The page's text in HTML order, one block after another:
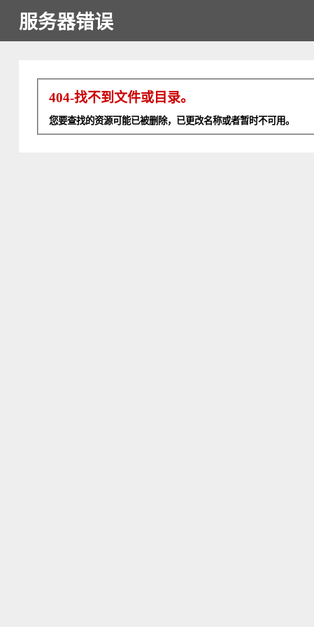
服务器错误
404-找不到文件或目录。
您要查找的资源可能已被删除，已更改名称或者暂时不可用。